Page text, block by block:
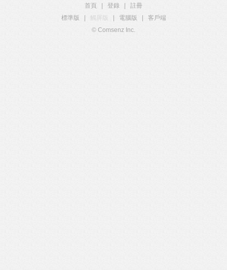
首頁 登錄
註冊
標準版
觸屏版 電腦版
客戶端
© Comsenz Inc.